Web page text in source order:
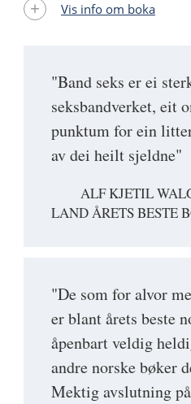
"Band seks er ei
seksbandverket, eit
punktum for ein
av dei heilt sjeldne"
ALF KJETIL
LAND ÅRETS BESTE
"De som for alvor
er blant årets beste
åpenbart veldig
andre norske bøker
Mektig avslutning
Vis info om boka